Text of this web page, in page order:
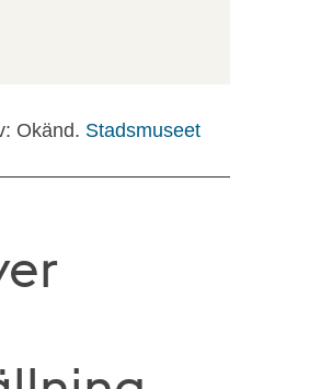
Okänd. Stadsmuseet